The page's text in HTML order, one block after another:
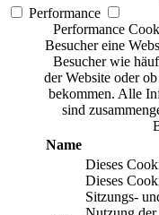
Performance
Performance
Besucher eine
Besucher wie
der Website oder
bekommen. Alle
sind
Name
Dieses
Dieses
Sitzungs-